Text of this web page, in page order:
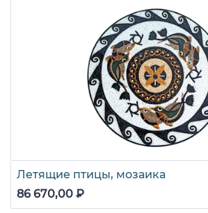
Летящие птицы, мозаика
86 670,00 ₽